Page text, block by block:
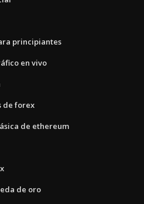
principiantes
en vivo
de forex
de ethereum
de oro